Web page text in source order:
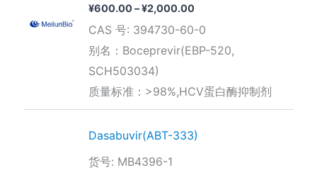
¥600.00–¥2,000.00价
范
围：
¥600.00
¥2,000.00
CAS 号: 394730-60-0
别名：Boceprevir(EBP-520,
SCH503034)
质量标准：>98%,HCV蛋白酶抑制剂
Dasabuvir(ABT-333)
货号: MB4396-1